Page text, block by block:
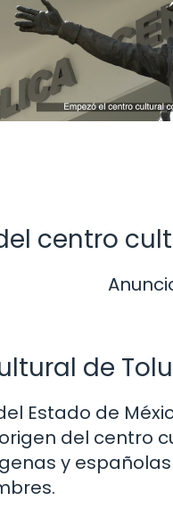
centro
de
Estado de
del centro
y